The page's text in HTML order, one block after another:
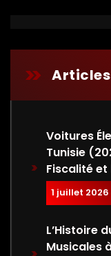
Voitures
Tunisie
Fiscalité et
1 juillet 2026
L’Histoire
Musicales